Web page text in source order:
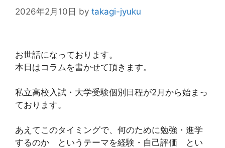
2026年2月10日 by takagi-jyuku
お世話になっております。
本日はコラムを書かせて頂きます。
私立高校入試・大学受験個別日程が2月から始まっ
ております。
あえてこのタイミングで、何のために勉強・進学
するのか というテーマを経験・自己評価 とい